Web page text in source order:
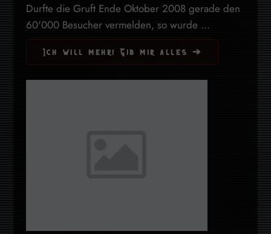
Durfte die Gruft Ende Oktober 2008 gerade den
60'000 Besucher vermelden, so wurde ...
Ich will mehr! Gib mir alles ➔